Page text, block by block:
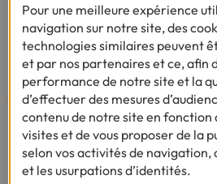
Par téléphone
Du lundi au vendredi
Le samedi de 8h00 à
03 28 09 21 18(Appel
opérateur).
Par mail
Pour une meilleure expérience
navigation sur notre site, des
technologies similaires peuvent
et par nos partenaires et ce, afin
performance de notre site et la
d’effectuer des mesures
contenu de notre site en fonction
visites et de vous proposer de la
selon vos activités de navigation,
et les usurpations d’identités.